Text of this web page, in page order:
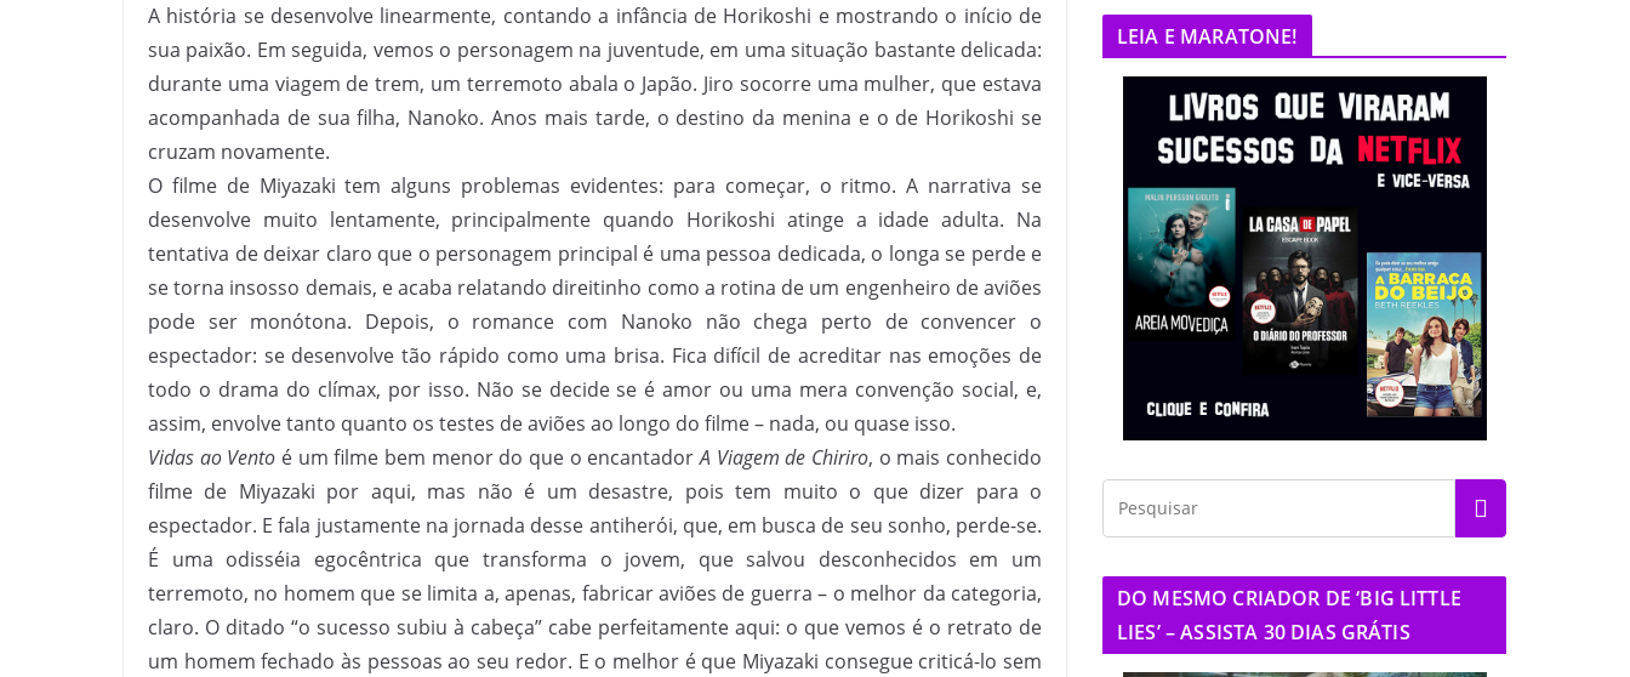
A história se desenvolve linearmente, contando a infância de Horikoshi e mostrando o início de
sua paixão. Em seguida, vemos o personagem na juventude, em uma situação bastante delicada:
durante uma viagem de trem, um terremoto abala o Japão. Jiro socorre uma mulher, que estava
acompanhada de sua filha, Nanoko. Anos mais tarde, o destino da menina e o de Horikoshi se
cruzam novamente.
O filme de Miyazaki tem alguns problemas evidentes: para começar, o ritmo. A narrativa se
desenvolve muito lentamente, principalmente quando Horikoshi atinge a idade adulta. Na
tentativa de deixar claro que o personagem principal é uma pessoa dedicada, o longa se perde e
se torna insosso demais, e acaba relatando direitinho como a rotina de um engenheiro de aviões
pode ser monótona. Depois, o romance com Nanoko não chega perto de convencer o
espectador: se desenvolve tão rápido como uma brisa. Fica difícil de acreditar nas emoções de
todo o drama do clímax, por isso. Não se decide se é amor ou uma mera convenção social, e,
assim, envolve tanto quanto os testes de aviões ao longo do filme – nada, ou quase isso.
Vidas ao Vento é um filme bem menor do que o encantadorA Viagem de Chiriro, o mais conhecido
filme de Miyazaki por aqui, mas não é um desastre, pois tem muito o que dizer para o
espectador. E fala justamente na jornada desse antiherói, que, em busca de seu sonho, perde-se.
É uma odisséia egocêntrica que transforma o jovem, que salvou desconhecidos em um
terremoto, no homem que se limita a, apenas, fabricar aviões de guerra – o melhor da categoria,
claro. O ditado “o sucesso subiu à cabeça” cabe perfeitamente aqui: o que vemos é o retrato de
um homem fechado às pessoas ao seu redor. E o melhor é que Miyazaki consegue criticá-lo sem
LEIA E MARATONE!
DO MESMO CRIADOR DE ‘BIG LITTLE
LIES’ – ASSISTA 30 DIAS GRÁTIS